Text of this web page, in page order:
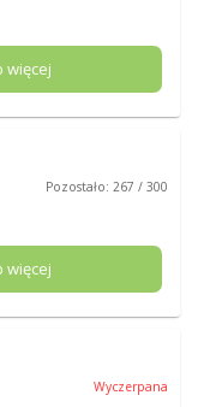
więcej
Pozostało: 267 / 300
więcej
Wyczerpana